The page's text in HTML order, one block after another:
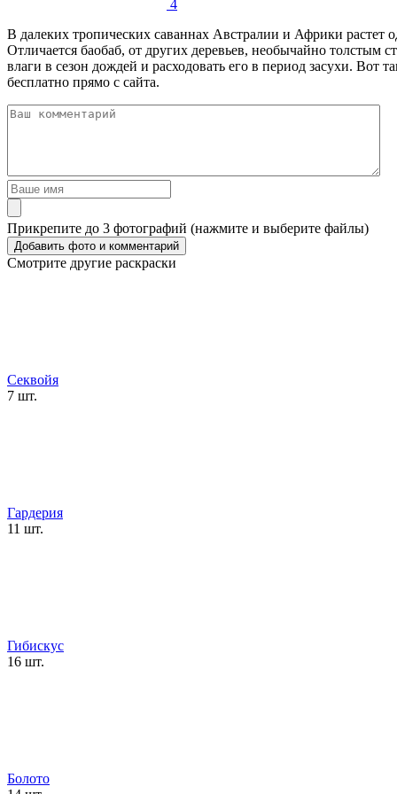
4
В далеких тропических саваннах Австралии и Африки растет
Отличается баобаб, от других деревьев, необычайно толстым
влаги в сезон дождей и расходовать его в период засухи. Вот
бесплатно прямо с сайта.
Прикрепите до 3 фотографий (нажмите и выберите файлы)
Смотрите другие раскраски
Секвойя
7 шт.
Гардерия
11 шт.
Гибискус
16 шт.
Болото